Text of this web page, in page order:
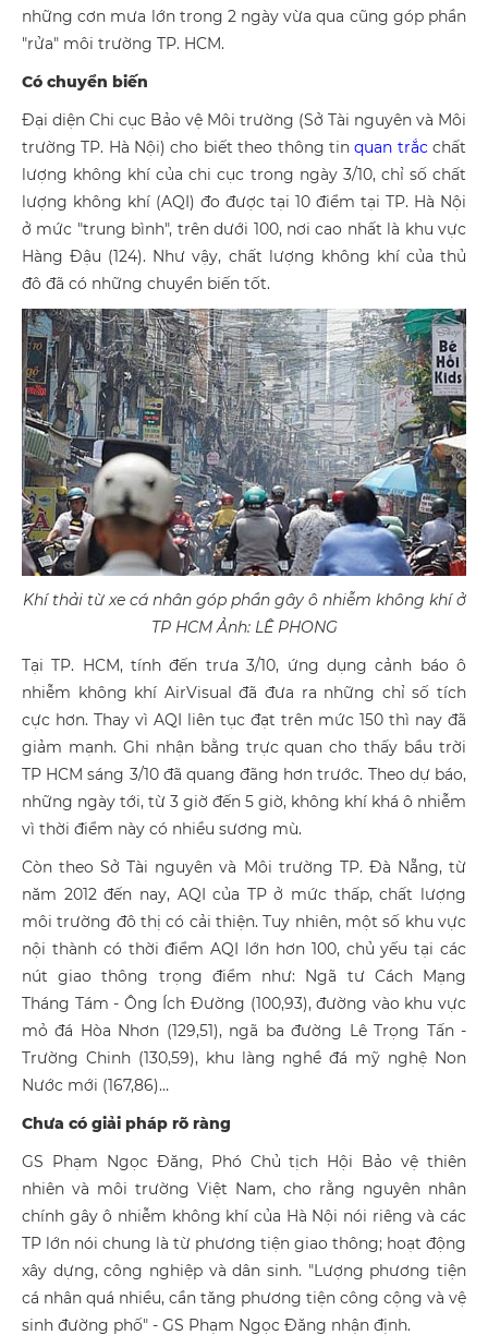
những cơn mưa lớn trong 2 ngày vừa qua cũng góp phần
"rửa" môi trường TP. HCM.
Có chuyển biến
Đại diện Chi cục Bảo vệ Môi trường (Sở Tài nguyên và Môi
trường TP. Hà Nội) cho biết theo thông tinquan trắcchất
lượng không khí của chi cục trong ngày 3/10, chỉ số chất
lượng không khí (AQI) đo được tại 10 điểm tại TP. Hà Nội
ở mức "trung bình", trên dưới 100, nơi cao nhất là khu vực
Hàng Đậu (124). Như vậy, chất lượng không khí của thủ
đô đã có những chuyển biến tốt.
Khí thải từ xe cá nhân góp phần gây ô nhiễm không khí ở
TP HCM Ảnh: LÊ PHONG
Tại TP. HCM, tính đến trưa 3/10, ứng dụng cảnh báo ô
nhiễm không khí AirVisual đã đưa ra những chỉ số tích
cực hơn. Thay vì AQI liên tục đạt trên mức 150 thì nay đã
giảm mạnh. Ghi nhận bằng trực quan cho thấy bầu trời
TP HCM sáng 3/10 đã quang đãng hơn trước. Theo dự báo,
những ngày tới, từ 3 giờ đến 5 giờ, không khí khá ô nhiễm
vì thời điểm này có nhiều sương mù.
Còn theo Sở Tài nguyên và Môi trường TP. Đà Nẵng, từ
năm 2012 đến nay, AQI của TP ở mức thấp, chất lượng
môi trường đô thị có cải thiện. Tuy nhiên, một số khu vực
nội thành có thời điểm AQI lớn hơn 100, chủ yếu tại các
nút giao thông trọng điểm như: Ngã tư Cách Mạng
Tháng Tám - Ông Ích Đường (100,93), đường vào khu vực
mỏ đá Hòa Nhơn (129,51), ngã ba đường Lê Trọng Tấn -
Trường Chinh (130,59), khu làng nghề đá mỹ nghệ Non
Nước mới (167,86)…
Chưa có giải pháp rõ ràng
GS Phạm Ngọc Đăng, Phó Chủ tịch Hội Bảo vệ thiên
nhiên và môi trường Việt Nam, cho rằng nguyên nhân
chính gây ô nhiễm không khí của Hà Nội nói riêng và các
TP lớn nói chung là từ phương tiện giao thông; hoạt động
xây dựng, công nghiệp và dân sinh. "Lượng phương tiện
cá nhân quá nhiều, cần tăng phương tiện công cộng và vệ
sinh đường phố" - GS Phạm Ngọc Đăng nhận định.